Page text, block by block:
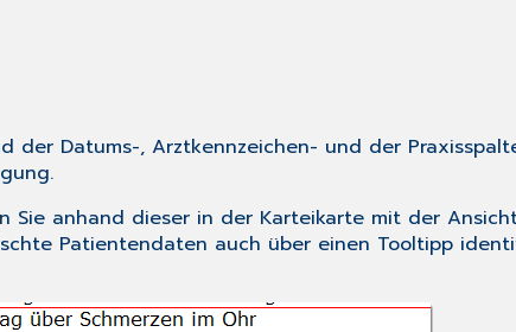
der Datums-, Arztkennzeichen- und der
Sie anhand dieser in der Karteikarte mit der
Patientendaten auch über einen Tooltipp